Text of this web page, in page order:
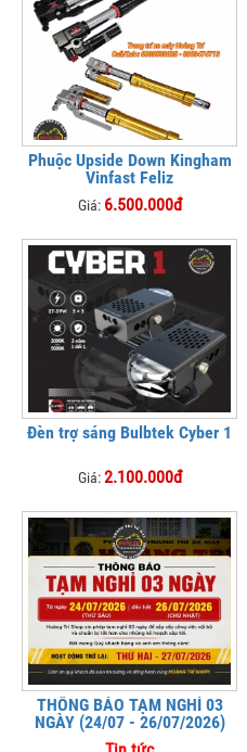
Phuộc Upside Down Kingham
Vinfast Feliz
Giá: 6.500.000đ
Đèn trợ sáng Bulbtek Cyber 1
Giá:2.100.000đ
THÔNG BÁO TẠM NGHỈ 03
NGÀY (24/07 - 26/07/2026)